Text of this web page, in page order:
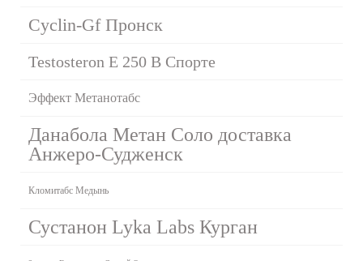
Cyclin-Gf Пронск
Testosteron E 250 В Спорте
Эффект Метанотабс
Данабола Метан Соло доставка
Анжеро-Судженск
Кломитабс Медынь
Сустанон Lyka Labs Курган